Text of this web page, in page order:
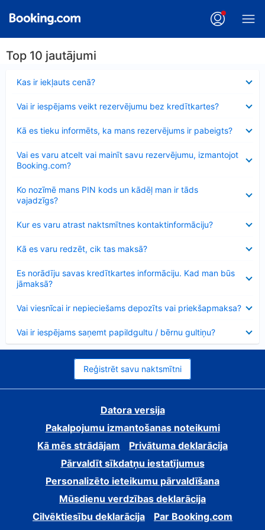
Top 10 jautājumi
Kas ir iekļauts cenā?
Vai ir iespējams veikt rezervējumu bez kredītkartes?
Kā es tieku informēts, ka mans rezervējums ir pabeigts?
Vai es varu atcelt vai mainīt savu rezervējumu, izmantojot
Booking.com?
Ko nozīmē mans PIN kods un kādēļ man ir tāds
vajadzīgs?
Kur es varu atrast naktsmītnes kontaktinformāciju?
Kā es varu redzēt, cik tas maksā?
Es norādīju savas kredītkartes informāciju. Kad man būs
jāmaksā?
Vai viesnīcai ir nepieciešams depozīts vai priekšapmaksa?
Vai ir iespējams saņemt papildgultu / bērnu gultiņu?
Reģistrēt savu naktsmītni
Datora versija
Pakalpojumu izmantošanas noteikumi
Kā mēs strādājam
Privātuma deklarācija
Pārvaldīt sīkdatņu iestatījumus
Personalizēto ieteikumu pārvaldīšana
Mūsdienu verdzības deklarācija
Cilvēktiesību deklarācija
Par Booking.com